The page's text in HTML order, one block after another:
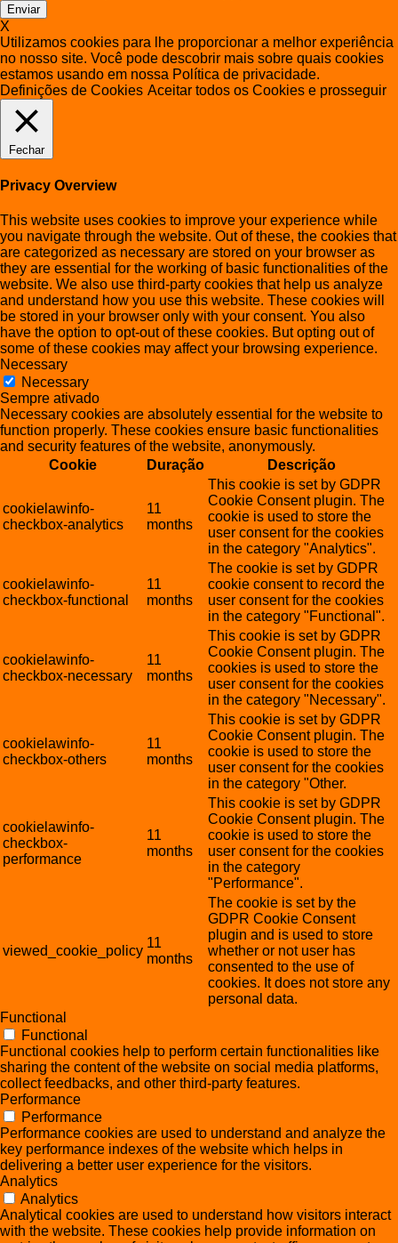
X
Utilizamos cookies para lhe proporcionar a melhor experiência
no nosso site. Você pode descobrir mais sobre quais cookies
estamos usando em nossa Política de privacidade.
Definições de Cookies Aceitar todos os Cookies e prosseguir
Fechar
Privacy Overview
This website uses cookies to improve your experience while
you navigate through the website. Out of these, the cookies that
are categorized as necessary are stored on your browser as
they are essential for the working of basic functionalities of the
website. We also use third-party cookies that help us analyze
and understand how you use this website. These cookies will
be stored in your browser only with your consent. You also
have the option to opt-out of these cookies. But opting out of
some of these cookies may affect your browsing experience.
Necessary
Necessary
Sempre ativado
Necessary cookies are absolutely essential for the website to
function properly. These cookies ensure basic functionalities
and security features of the website, anonymously.
Cookie
Duração Descrição
cookielawinfo-
checkbox-analytics
11
months
This cookie is set by GDPR
Cookie Consent plugin. The
cookie is used to store the
user consent for the cookies
in the category "Analytics".
cookielawinfo-
checkbox-functional
11
months
The cookie is set by GDPR
cookie consent to record the
user consent for the cookies
in the category "Functional".
cookielawinfo-
checkbox-necessary
11
months
This cookie is set by GDPR
Cookie Consent plugin. The
cookies is used to store the
user consent for the cookies
in the category "Necessary".
cookielawinfo-
checkbox-others
11
months
This cookie is set by GDPR
Cookie Consent plugin. The
cookie is used to store the
user consent for the cookies
in the category "Other.
cookielawinfo-
checkbox-
performance
11
months
This cookie is set by GDPR
Cookie Consent plugin. The
cookie is used to store the
user consent for the cookies
in the category
"Performance".
viewed_cookie_policy
11
months
The cookie is set by the
GDPR Cookie Consent
plugin and is used to store
whether or not user has
consented to the use of
cookies. It does not store any
personal data.
Functional
Functional
Functional cookies help to perform certain functionalities like
sharing the content of the website on social media platforms,
collect feedbacks, and other third-party features.
Performance
Performance
Performance cookies are used to understand and analyze the
key performance indexes of the website which helps in
delivering a better user experience for the visitors.
Analytics
Analytics
Analytical cookies are used to understand how visitors interact
with the website. These cookies help provide information on